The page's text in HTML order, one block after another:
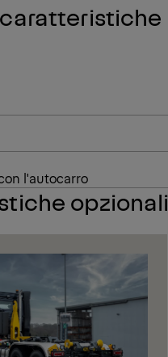
l'autocarro
opzionali